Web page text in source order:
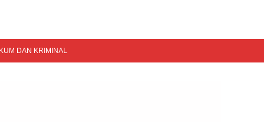
DAN KRIMINAL